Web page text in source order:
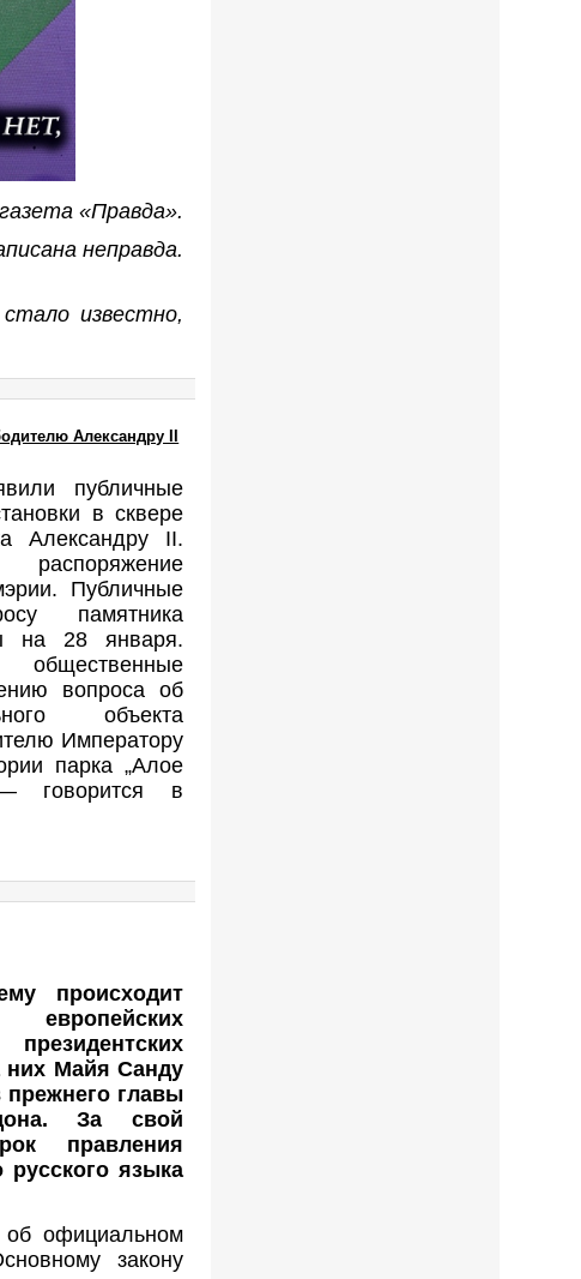
«Правда».
неправда.
известно,
Александру II
публичные
в сквере
Александру II.
Публичные
памятника
на 28 января.
общественные
вопроса об
объекта
Императору
парка „Алое
— говорится в
происходит
Майя Санду
главы
За свой
правления
языка
об официальном
закону